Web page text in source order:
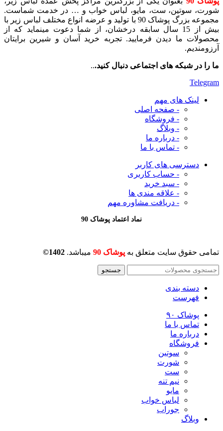
شورت، سوتین، ست، مایو، لباس خواب و … در خدمت شماست.
مجموعه بزرگ پوشاک 90 با تولید و عرضه انواع مختلف لباس زیر با
بیش از 15 سال سابقه درخشان، از شما دعوت مینماید که از
محصولات ما دیدن فرمایید. تجربه خرید آسان و شیرین برایتان
آرزومندیم.
ما را در شبکه های اجتماعی دنبال کنید...
Telegram
لینک های مهم
- صفحه اصلی
- فروشگاه
- وبلاگ
- درباره ما
- تماس با ما
دسترسی های کاربر
- حساب کاربری
- سبد خرید
- علاقه مندی ها
- دریافت مشاوره مهم
نماد اعتماد پوشاک 90
تمامی حقوق سایت متعلق به پوشاک 90 میباشد. 1402©
جستجو
دسته بندی
فهرست
پوشاک ۹۰
تماس با ما
درباره ما
فروشگاه
سوتین
شورت
ست
نیم تنه
مایو
لباس خواب
جوراب
وبلاگ